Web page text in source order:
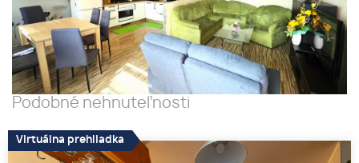
Podobné nehnuteľnosti
Virtuálna prehliadka